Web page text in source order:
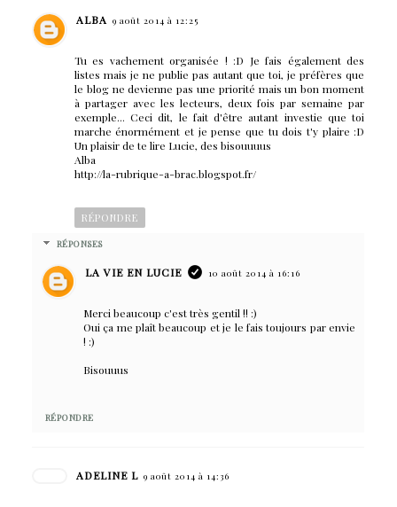
ALBA 9 août 2014 à 12:25
Tu es vachement organisée ! :D Je fais également des
listes mais je ne publie pas autant que toi, je préfères que
le blog ne devienne pas une priorité mais un bon moment
à partager avec les lecteurs, deux fois par semaine par
exemple... Ceci dit, le fait d'être autant investie que toi
marche énormément et je pense que tu dois t'y plaire :D
Un plaisir de te lire Lucie, des bisouuuus
Alba
http://la-rubrique-a-brac.blogspot.fr/
RÉPONDRE
RÉPONSES
LA VIE EN LUCIE 10 août 2014 à 16:16
Merci beaucoup c'est très gentil !! :)
Oui ça me plaît beaucoup et je le fais toujours par envie
! :)
Bisouuus
RÉPONDRE
ADELINE L 9 août 2014 à 14:36